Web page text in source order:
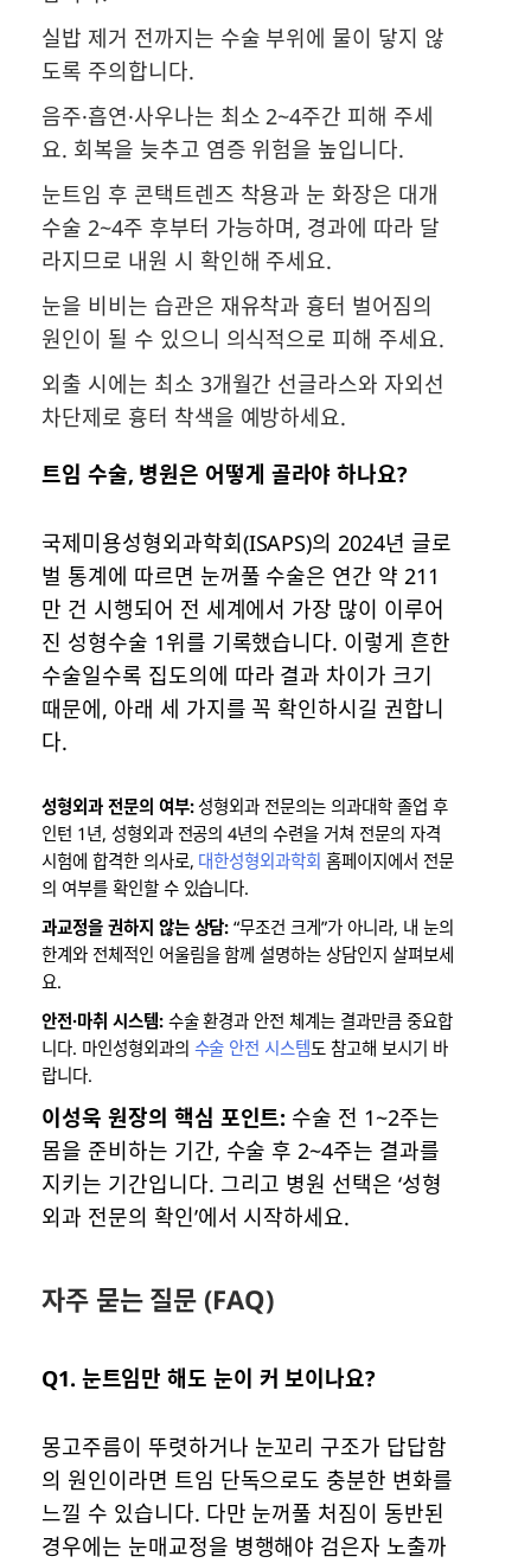
실밥 제거 전까지는 수술 부위에 물이 닿지 않
도록 주의합니다.
음주·흡연·사우나는 최소 2~4주간 피해 주세
요. 회복을 늦추고 염증 위험을 높입니다.
눈트임 후 콘택트렌즈 착용과 눈 화장은 대개
수술 2~4주 후부터 가능하며, 경과에 따라 달
라지므로 내원 시 확인해 주세요.
눈을 비비는 습관은 재유착과 흉터 벌어짐의
원인이 될 수 있으니 의식적으로 피해 주세요.
외출 시에는 최소 3개월간 선글라스와 자외선
차단제로 흉터 착색을 예방하세요.
트임 수술, 병원은 어떻게 골라야 하나요?
국제미용성형외과학회(ISAPS)의 2024년 글로
벌 통계에 따르면 눈꺼풀 수술은 연간 약 211
만 건 시행되어 전 세계에서 가장 많이 이루어
진 성형수술 1위를 기록했습니다. 이렇게 흔한
수술일수록 집도의에 따라 결과 차이가 크기
때문에, 아래 세 가지를 꼭 확인하시길 권합니
다.
성형외과 전문의 여부:성형외과 전문의는 의과대학 졸업 후
인턴 1년, 성형외과 전공의 4년의 수련을 거쳐 전문의 자격
시험에 합격한 의사로, 대한성형외과학회 홈페이지에서 전문
의 여부를 확인할 수 있습니다.
과교정을 권하지 않는 상담: “무조건 크게”가 아니라, 내 눈의
한계와 전체적인 어울림을 함께 설명하는 상담인지 살펴보세
요.
안전·마취 시스템:수술 환경과 안전 체계는 결과만큼 중요합
니다. 마인성형외과의 수술 안전 시스템도 참고해 보시기 바
랍니다.
이성욱 원장의 핵심 포인트: 수술 전 1~2주는
몸을 준비하는 기간, 수술 후 2~4주는 결과를
지키는 기간입니다. 그리고 병원 선택은 ‘성형
외과 전문의 확인’에서 시작하세요.
자주 묻는 질문 (FAQ)
Q1. 눈트임만 해도 눈이 커 보이나요?
몽고주름이 뚜렷하거나 눈꼬리 구조가 답답함
의 원인이라면 트임 단독으로도 충분한 변화를
느낄 수 있습니다. 다만 눈꺼풀 처짐이 동반된
경우에는 눈매교정을 병행해야 검은자 노출까